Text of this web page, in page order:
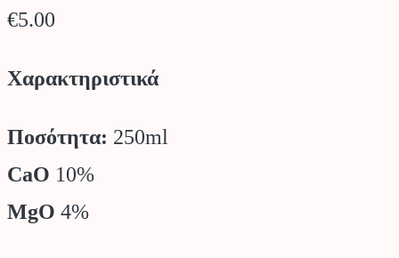
€5.00
Χαρακτηριστικά
Ποσότητα: 250ml
CaO 10%
MgO 4%